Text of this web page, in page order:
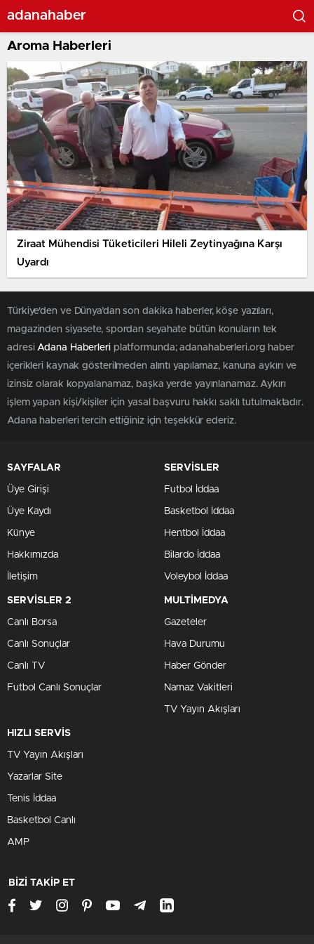
adanahaber
Aroma Haberleri
Ziraat Mühendisi Tüketicileri Hileli Zeytinyağına Karşı
Uyardı
Türkiye'den ve Dünya’dan son dakika haberler, köşe yazıları,
magazinden siyasete, spordan seyahate bütün konuların tek
adresi Adana Haberleriplatformunda; adanahaberleri.org haber
içerikleri kaynak gösterilmeden alıntı yapılamaz, kanuna aykırı ve
izinsiz olarak kopyalanamaz, başka yerde yayınlanamaz. Aykırı
işlem yapan kişi/kişiler için yasal başvuru hakkı saklı tutulmaktadır.
Adana haberleri tercih ettiğiniz için teşekkür ederiz.
SAYFALAR
Üye Girişi
Üye Kaydı
Künye
Hakkımızda
İletişim
SERVİSLER
Futbol İddaa
Basketbol İddaa
Hentbol İddaa
Bilardo İddaa
Voleybol İddaa
SERVİSLER 2
Canlı Borsa
Canlı Sonuçlar
Canlı TV
Futbol Canlı Sonuçlar
MULTİMEDYA
Gazeteler
Hava Durumu
Haber Gönder
Namaz Vakitleri
TV Yayın Akışları
HIZLI SERVİS
TV Yayın Akışları
Yazarlar Site
Tenis İddaa
Basketbol Canlı
AMP
BİZİ TAKİP ET